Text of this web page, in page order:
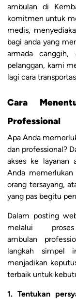
ambulan di
komitmen untuk
medis,
bagi anda yang
armada canggih,
pelanggan, kami
lagi cara
Cara
Professional
Apa Anda
dan professional?
akses ke layanan
Anda
orang tersayang,
yang pas begitu
Dalam posting
melalui
ambulan
langkah simpel
menjadikan
terbaik untuk
1. Tentukan